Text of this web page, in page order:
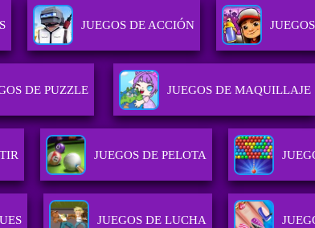
JUEGOS DE ACCIÓN
DE PUZZLE JUEGOS DE MAQUILLAJE
JUEGOS DE PELOTA
JUEGOS DE LUCHA